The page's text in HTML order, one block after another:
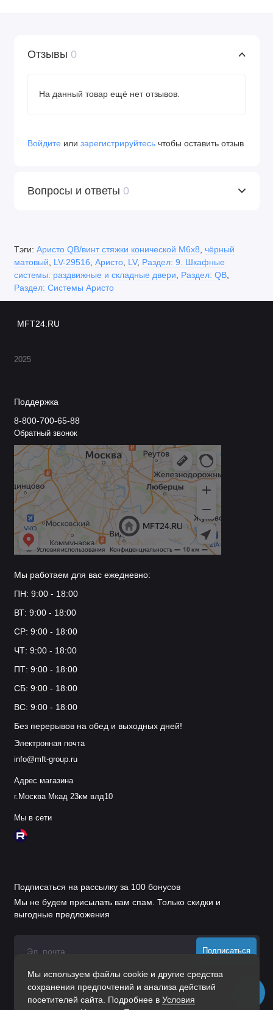
Отзывы 0
На данный товар ещё нет отзывов.
Войдите или зарегистрируйтесь чтобы оставить отзыв
Вопросы и ответы 0
Тэги: Аристо QB/винт стяжки конической M6х8 чёрный
матовый
LV-29516 Аристо, LV, Раздел: 9. Шкафные
системы: раздвижные и складные двери
Раздел: QB,
Раздел: Системы Аристо
Мы используем файлы cookie и другие средства
сохранения предпочтений и анализа действий
посетителей сайта. Подробнее в Условия
MFT24.RU
2025
Поддержка
8-800-700-65-88
Обратный звонок
Мы работаем для вас ежедневно:
ПН: 9:00 - 18:00
ВТ: 9:00 - 18:00
СР: 9:00 - 18:00
ЧТ: 9:00 - 18:00
ПТ: 9:00 - 18:00
СБ: 9:00 - 18:00
ВС: 9:00 - 18:00
Без перерывов на обед и выходных дней!
Электронная почта
info@mft-group.ru
Адрес магазина
г.Москва Мкад 23км влд10
Мы в сети
Подписаться на рассылку за 100 бонусов
Мы не будем присылать вам спам. Только скидки и
выгодные предложения
Подписаться
Нажимая на кнопку «Подписаться», Вы даетесогласие на
обработку персональных данных.